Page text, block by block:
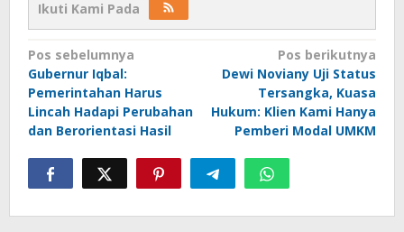
Ikuti Kami Pada
Navigasi
pos
Pos sebelumnya
Gubernur Iqbal:
Pemerintahan Harus
Lincah Hadapi Perubahan
dan Berorientasi Hasil
Pos berikutnya
Dewi Noviany Uji Status
Tersangka, Kuasa
Hukum: Klien Kami Hanya
Pemberi Modal UMKM